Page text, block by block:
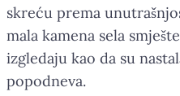
skreću prema
mala kamena sela
izgledaju kao da su
popodneva.